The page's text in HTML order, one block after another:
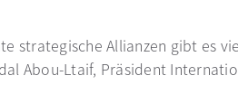
strategische Allianzen gibt es
Abou-Ltaif, Präsident